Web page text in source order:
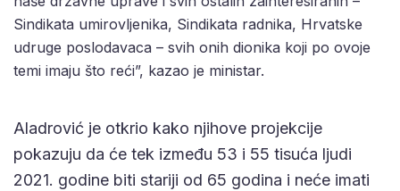
Sindikata umirovljenika, Sindikata radnika, Hrvatske
udruge poslodavaca – svih onih dionika koji po ovoje
temi imaju što reći”, kazao je ministar.
Aladrović je otkrio kako njihove projekcije
pokazuju da će tek između 53 i 55 tisuća ljudi
2021. godine biti stariji od 65 godina i neće imati